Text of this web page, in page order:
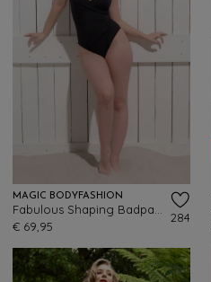
MAGIC BODYFASHION
€ 69,95
284